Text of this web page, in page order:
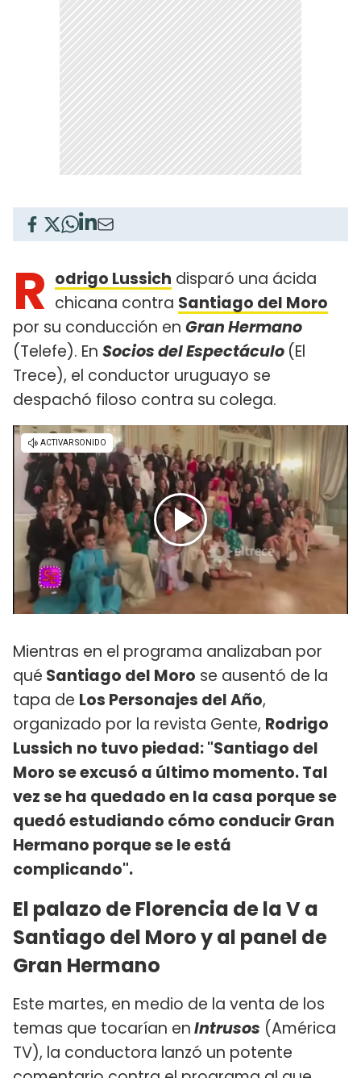
R odrigo Lussich disparó una ácida
chicana contra Santiago del Moro
por su conducción en Gran Hermano
(Telefe). En Socios del Espectáculo (El
Trece), el conductor uruguayo se
despachó filoso contra su colega.
Mientras en el programa analizaban por
qué Santiago del Moro se ausentó de la
tapa de Los Personajes del Año,
organizado por la revista Gente, Rodrigo
Lussich no tuvo piedad: "Santiago del
Moro se excusó a último momento. Tal
vez se ha quedado en la casa porque se
quedó estudiando cómo conducir Gran
Hermano porque se le está
complicando".
El palazo de Florencia de la V a
Santiago del Moro y al panel de
Gran Hermano
Este martes, en medio de la venta de los
temas que tocarían enIntrusos (América
TV), la conductora lanzó un potente